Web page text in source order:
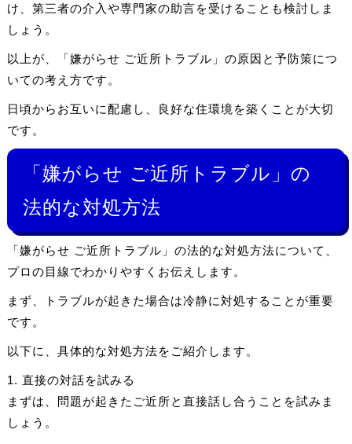
け、第三者の介入や専門家の助言を受けることも検討しま
しょう。
以上が、「嫌がらせ ご近所トラブル」の原因と予防策につ
いての考え方です。
日頃からお互いに配慮し、良好な住環境を築くことが大切
です。
「嫌がらせ ご近所トラブル」の
法的な対処方法
「嫌がらせ ご近所トラブル」の法的な対処方法について、
プロの目線でわかりやすくお伝えします。
まず、トラブルが起きた場合は冷静に対処することが重要
です。
以下に、具体的な対処方法をご紹介します。
1. 直接の対話を試みる
まずは、問題が起きたご近所と直接話し合うことを試みま
しょう。